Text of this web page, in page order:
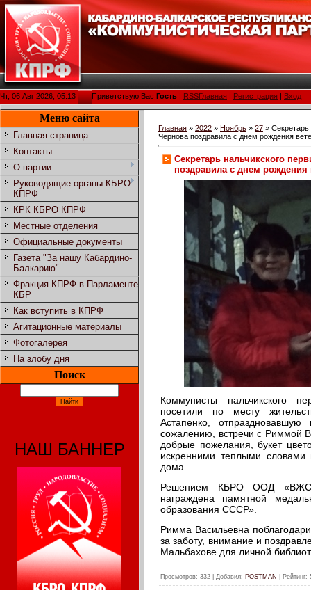
Чт, 06 Авг 2026, 05:13 Приветствую Вас Гость RSSГлавная Регистрация Вход
Меню сайта
Главная страница
Контакты
О партии
Руководящие органы КБРО
КПРФ
КРК КБРО КПРФ
Местные отделения
Официальные документы
Газета "За нашу Кабардино-
Балкарию"
Фракция КПРФ в Парламенте
КБР
Как вступить в КПРФ
Агитационные материалы
Фотогалерея
На злобу дня
Поиск
НАШ БАННЕР
Главная » 2022 » Ноябрь » 27 » Секретарь
Чернова поздравила с днем рождения
Секретарь нальчикского
поздравила с днем рождения
Коммунисты нальчикского
посетили по месту
Астапенко,
сожалению, встречи с Риммой
добрые пожелания, букет
искренними теплыми
дома.
Решением КБРО ООД «ВЖС
награждена памятной
образования СССР».
Римма Васильевна
за заботу, внимание и
Мальбахове для личной
Просмотров: 332 | Добавил: POSTMAN Рейтинг: